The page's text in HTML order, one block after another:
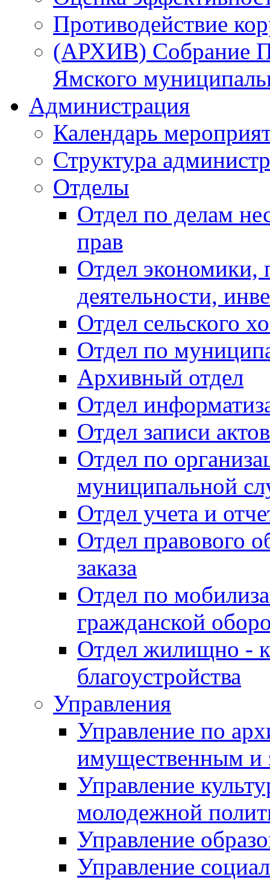
Противодействие
(АРХИВ) Собрание
Ямского
Администрация
Календарь
Структура
Отделы
Отдел по делам
прав
Отдел экономики,
деятельности,
Отдел сельского
Отдел по
Архивный отдел
Отдел
Отдел записи
Отдел по
муниципальной
Отдел учета и
Отдел правового
заказа
Отдел по
гражданской
Отдел жилищно -
благоустройства
Управления
Управление по
имущественным и
Управление
молодежной
Управление
Управление